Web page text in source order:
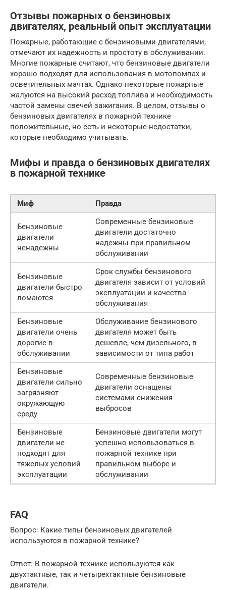
Отзывы пожарных о бензиновых
двигателях, реальный опыт эксплуатации
Пожарные, работающие с бензиновыми двигателями,
отмечают их надежность и простоту в обслуживании.
Многие пожарные считают, что бензиновые двигатели
хорошо подходят для использования в мотопомпах и
осветительных мачтах. Однако некоторые пожарные
жалуются на высокий расход топлива и необходимость
частой замены свечей зажигания. В целом, отзывы о
бензиновых двигателях в пожарной технике
положительные, но есть и некоторые недостатки,
которые необходимо учитывать.
Мифы и правда о бензиновых двигателях
в пожарной технике
Миф Правда
Бензиновые
двигатели
ненадежны
Современные бензиновые
двигатели достаточно
надежны при правильном
обслуживании
Бензиновые
двигатели быстро
ломаются
Срок службы бензинового
двигателя зависит от условий
эксплуатации и качества
обслуживания
Бензиновые
двигатели очень
дорогие в
обслуживании
Обслуживание бензинового
двигателя может быть
дешевле, чем дизельного, в
зависимости от типа работ
Бензиновые
двигатели сильно
загрязняют
окружающую
среду
Современные бензиновые
двигатели оснащены
системами снижения
выбросов
Бензиновые
двигатели не
подходят для
тяжелых условий
эксплуатации
Бензиновые двигатели могут
успешно использоваться в
пожарной технике при
правильном выборе и
обслуживании
FAQ
Вопрос: Какие типы бензиновых двигателей
используются в пожарной технике?
Ответ: В пожарной технике используются как
двухтактные, так и четырехтактные бензиновые
двигатели.